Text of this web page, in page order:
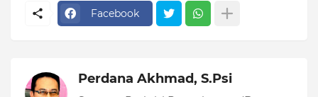
Facebook
Perdana Akhmad, S.Psi